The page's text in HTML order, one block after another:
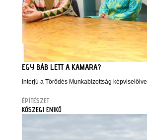
EGY BÁB LETT A KAMARA?
Interjú a Törődés Munkabizottság képviselőivel
ÉPÍTÉSZET
KŐSZEGI ENIKŐ